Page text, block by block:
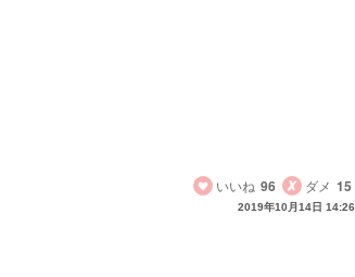
いいね 96 ダメ 15
2019年10月14日 14:26